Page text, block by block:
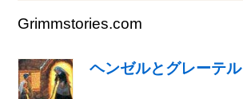
Grimmstories.com
ヘンゼルとグレーテル